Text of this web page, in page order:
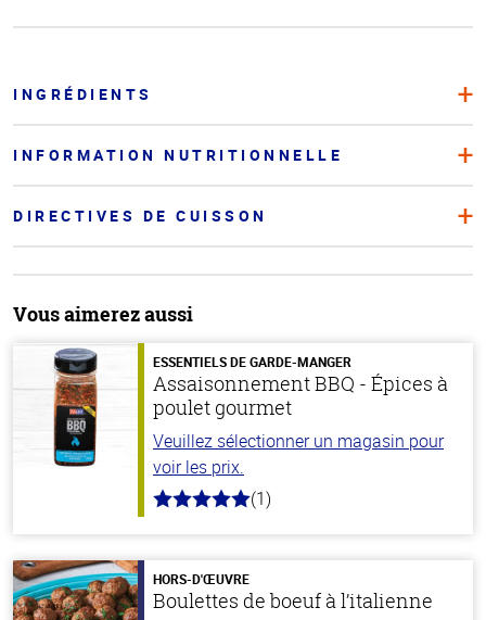
INGRÉDIENTS
INFORMATION NUTRITIONNELLE
DIRECTIVES DE CUISSON
Vous aimerez aussi
ESSENTIELS DE GARDE-MANGER
Assaisonnement BBQ - Épices à
poulet gourmet
Veuillez sélectionner un magasin pour
voir les prix.
5.0
stars
(1)
HORS-D'ŒUVRE
Boulettes de boeuf à l’italienne